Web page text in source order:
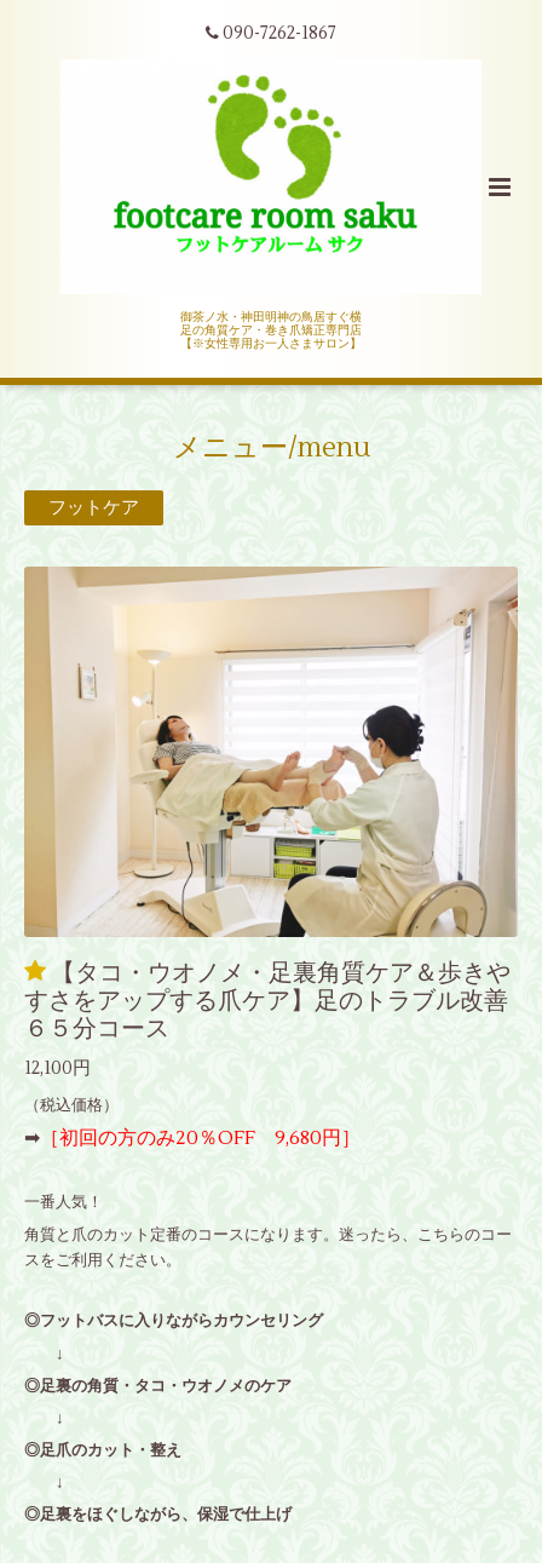
090-7262-1867
御茶ノ水・神田明神の鳥居すぐ横
足の角質ケア・巻き爪矯正専門店
【※女性専用お一人さまサロン】
メニュー/menu
フットケア
【タコ・ウオノメ・足裏角質ケア＆歩きや
すさをアップする爪ケア】足のトラブル改善
６５分コース
12,100円
（税込価格）
➡ ［初回の方のみ20％OFF 9,680円］
一番人気！
角質と爪のカット定番のコースになります。 迷ったら、こちらのコー
スをご利用ください。
◎フットバスに入りながらカウンセリング
↓
◎足裏の角質・タコ・ウオノメのケア
↓
◎足爪のカット・整え
↓
◎足裏をほぐしながら、保湿で仕上げ